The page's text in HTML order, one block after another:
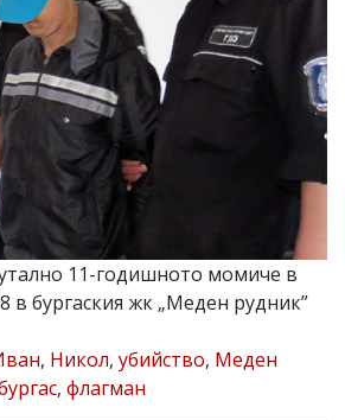
11-годишното момиче в
в бургаския жк „Меден рудник”
, Никол, убийство, Меден
, флагман